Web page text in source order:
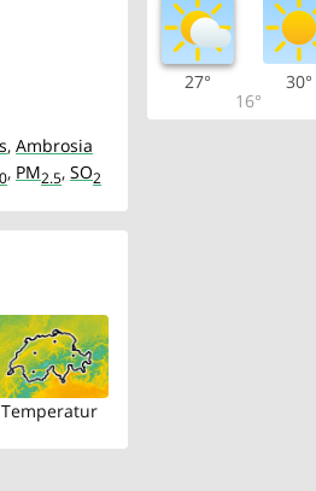
, Ambrosia
, PM2.5, SO2
Temperatur
27°
16°
30°